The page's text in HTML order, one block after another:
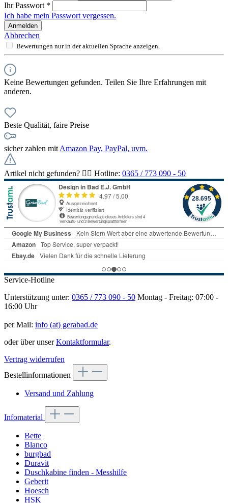
Ihr Passwort *
Ich habe mein Passwort vergessen.
Anmelden
Abbrechen
Bewertungen nur in der aktuellen Sprache anzeigen.
Keine Bewertungen gefunden. Teilen Sie Ihre Erfahrungen mit
anderen.
Beste Qualität, faire Preise
sicher zahlen mit Amazon Pay, PayPal, uvm.
Artikel nicht gefunden? 👉🏻 Hotline: 0365 / 773 090 - 50
Service-Hotline
Unterstützung unter: 0365 / 773 090 - 50 Montag - Freitag: 07:00 -
16:00 Uhr
per Mail: info (at) gerabad.de
oder über unserKontaktformular.
Vertrag widerrufen
Bestellinformationen
Versand und Zahlung
Infomaterial
Bette
Blanco
burgbad
Duravit
Duschkabine finden - Messhilfe
Geberit
Hoesch
HSK